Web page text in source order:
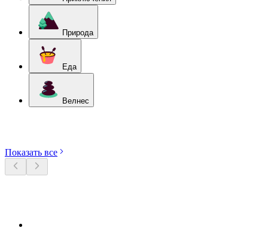
Природа
Еда
Велнес
Показать все